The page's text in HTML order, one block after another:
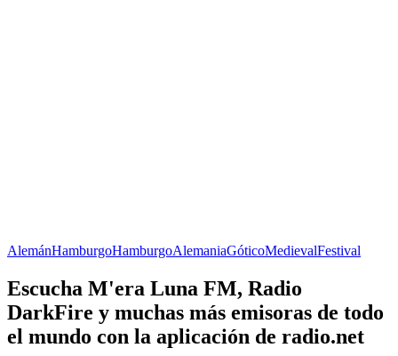
AlemánHamburgoHamburgoAlemaniaGóticoMedievalFestival
Escucha M'era Luna FM, Radio
DarkFire y muchas más emisoras de todo
el mundo con la aplicación de radio.net